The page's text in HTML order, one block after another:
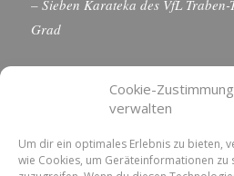
Cookie-Zustimmung
verwalten
Um dir ein optimales Erlebnis zu bieten,
wie Cookies, um Geräteinformationen
– Sieben Karateka des VfL
Grad
KONTAKTDETAILS
VfL 1861 e.V. Traben-Trarbach